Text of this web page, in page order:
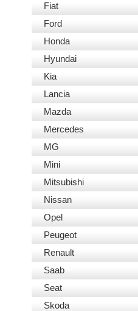
Fiat
Ford
Honda
Hyundai
Kia
Lancia
Mazda
Mercedes
MG
Mini
Mitsubishi
Nissan
Opel
Peugeot
Renault
Saab
Seat
Skoda